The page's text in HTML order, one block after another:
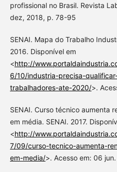
profissional no Brasil. Revista
dez, 2018, p. 78-95
SENAI. Mapa do Trabalho
2016. Disponível em
<http://
6/10/industria-precisa-
trabalhadores-ate-2020/>.
SENAI. Curso técnico aumenta
em média. SENAI. 2017.
<http://
7/09/curso-tecnico-aumenta-
em-media/>. Acesso em: 06